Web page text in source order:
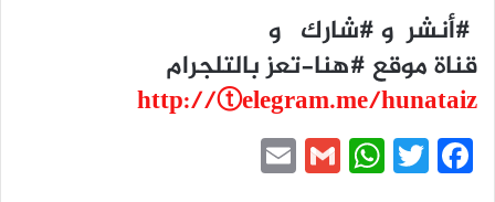
#أنشر و #شارك و
قناة موقع #هنا-تعز بالتلجرام
http://ⓣelegram.me/hunataiz
F
T
W
G